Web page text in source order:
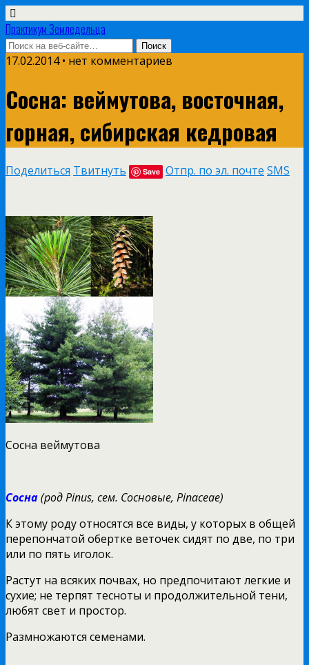
Практикум Земледельца
17.02.2014 • нет комментариев
Сосна: веймутова, восточная,
горная, сибирская кедровая
Поделиться Твитнуть Save Отпр. по эл. почте SMS
Сосна веймутова
Сосна(род Pinus, сем. Сосновые, Pinaceae)
К этому роду относятся все виды, у которых в общей
перепончатой обертке веточек сидят по две, по три
или по пять иголок.
Растут на всяких почвах, но предпочитают легкие и
сухие; не терпят тесноты и продолжительной тени,
любят свет и простор.
Размножаются семенами.